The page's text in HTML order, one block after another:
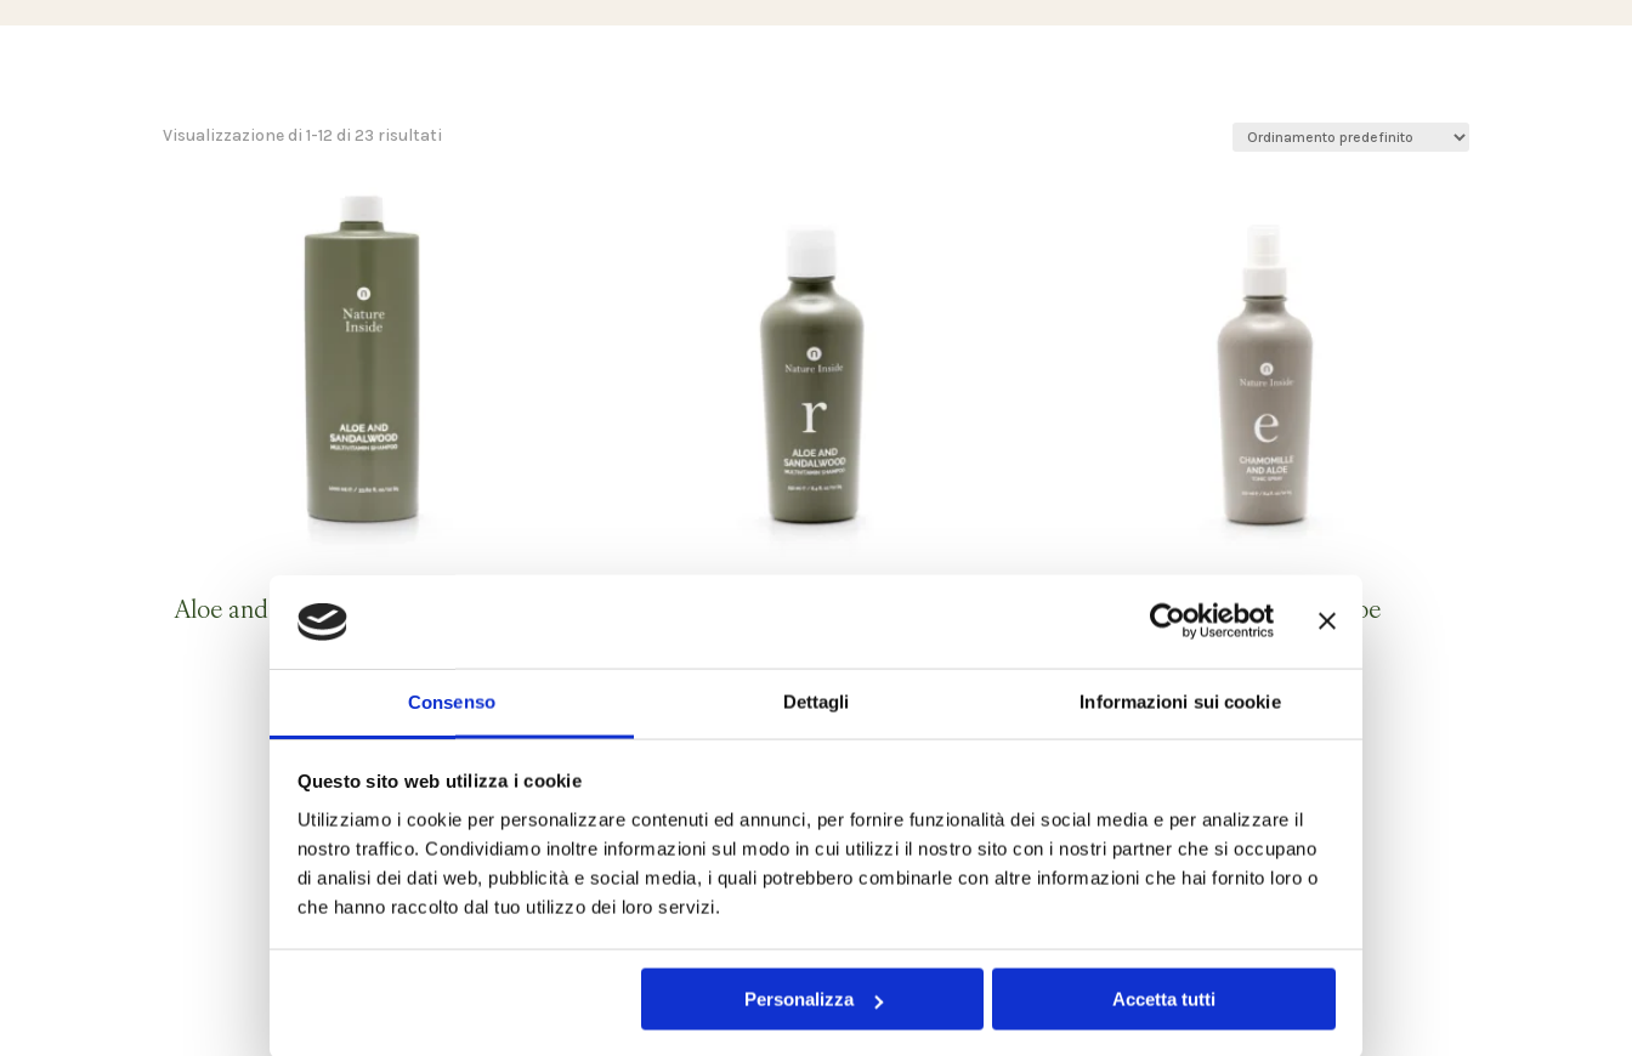
Consenso Dettagli Informazioni sui cookie
Questo sito web utilizza i cookie
Utilizziamo i cookie per personalizzare contenuti ed annunci, per fornire funzionalità dei social media e per analizzare il
nostro traffico. Condividiamo inoltre informazioni sul modo in cui utilizzi il nostro sito con i nostri partner che si occupano
di analisi dei dati web, pubblicità e social media, i quali potrebbero combinarle con altre informazioni che hai fornito loro o
che hanno raccolto dal tuo utilizzo dei loro servizi.
Personalizza Accetta tutti
Visualizzazione di 1-12 di 23 risultati
Aloe and Sandalwood Shampoo 1 Lt Chamomille and Aloe